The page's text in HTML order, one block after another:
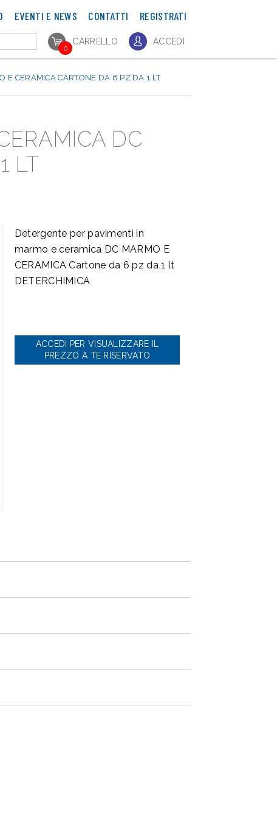
EVENTI E NEWS CONTATTI REGISTRATI
CARRELLO
0
ACCEDI
E CERAMICA CARTONE DA 6 PZ DA 1 LT
DC
LT
Detergente per pavimenti in
marmo e ceramica DC MARMO E
CERAMICA Cartone da 6 pz da 1 lt
DETERCHIMICA
ACCEDI PER VISUALIZZARE IL
PREZZO A TE RISERVATO